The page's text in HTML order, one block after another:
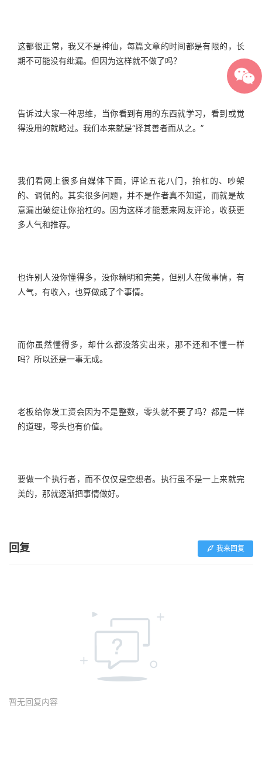
这都很正常，我又不是神仙，每篇文章的时间都是有限的，长
期不可能没有纰漏。但因为这样就不做了吗？
告诉过大家一种思维，当你看到有用的东西就学习，看到或觉
得没用的就略过。我们本来就是“择其善者而从之。”
我们看网上很多自媒体下面，评论五花八门，抬杠的、吵架
的、调侃的。其实很多问题，并不是作者真不知道，而就是故
意漏出破绽让你抬杠的。因为这样才能惹来网友评论，收获更
多人气和推荐。
也许别人没你懂得多，没你精明和完美，但别人在做事情，有
人气，有收入，也算做成了个事情。
而你虽然懂得多，却什么都没落实出来，那不还和不懂一样
吗？所以还是一事无成。
老板给你发工资会因为不是整数，零头就不要了吗？都是一样
的道理，零头也有价值。
要做一个执行者，而不仅仅是空想者。执行虽不是一上来就完
美的，那就逐渐把事情做好。
回复 我来回复
暂无回复内容